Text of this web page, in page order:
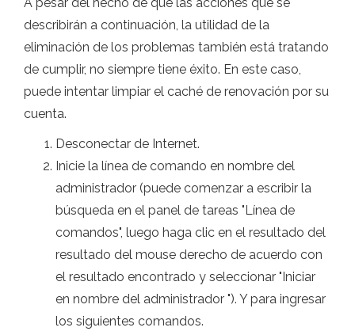
describirán a continuación, la utilidad de la
eliminación de los problemas también está tratando
de cumplir, no siempre tiene éxito. En este caso,
puede intentar limpiar el caché de renovación por su
cuenta.
Desconectar de Internet.
Inicie la línea de comando en nombre del
administrador (puede comenzar a escribir la
búsqueda en el panel de tareas "Línea de
comandos", luego haga clic en el resultado del
resultado del mouse derecho de acuerdo con
el resultado encontrado y seleccionar "Iniciar
en nombre del administrador "). Y para ingresar
los siguientes comandos.